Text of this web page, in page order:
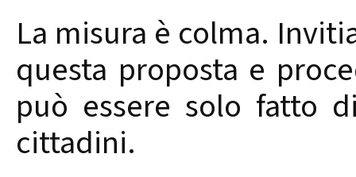
La misura è colma.
questa proposta e
può essere solo fatto
cittadini.